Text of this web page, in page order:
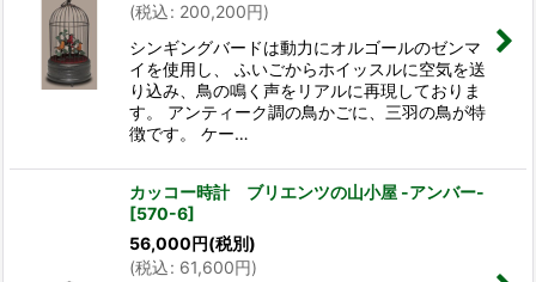
(税込: 200,200円)
シンギングバードは動力にオルゴールのゼンマ
イを使用し、 ふいごからホイッスルに空気を送
り込み、鳥の鳴く声をリアルに再現しておりま
す。 アンティーク調の鳥かごに、三羽の鳥が特
徴です。 ケー…
カッコー時計 ブリエンツの山小屋 -アンバー-
[570-6]
56,000円(税別)
(税込: 61,600円)